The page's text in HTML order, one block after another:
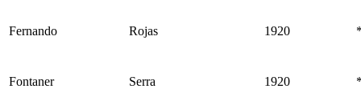
Fernando Rojas 1920
Fontaner Serra 1920